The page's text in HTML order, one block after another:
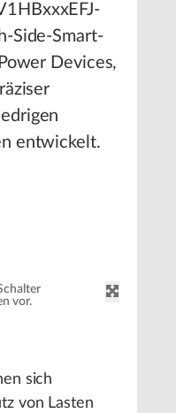
Side-Smart-
Devices,
entwickelt.
vor.
sich
von Lasten